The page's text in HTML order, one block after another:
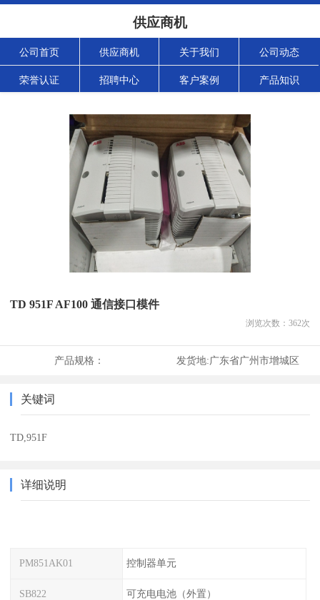
供应商机
公司首页 供应商机 关于我们 公司动态
荣誉认证 招聘中心 客户案例 产品知识
TD 951F AF100 通信接口模件
浏览次数： 362次
产品规格： 发货地:广东省广州市增城区
关键词
TD,951F
详细说明
PM851AK01 控制器单元
SB822 可充电电池（外置）